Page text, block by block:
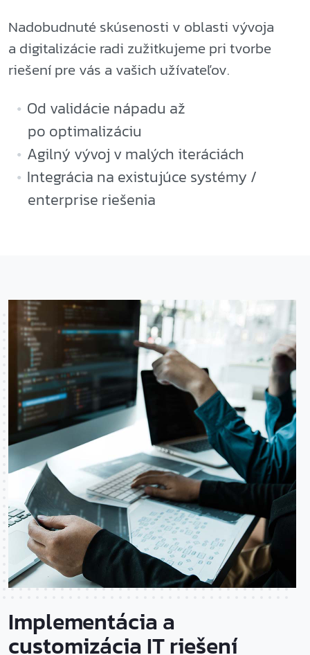
Nadobudnuté skúsenosti v oblasti vývoja
a digitalizácie radi zužitkujeme pri tvorbe
riešení pre vás a vašich užívateľov.
Od validácie nápadu až
po optimalizáciu
Agilný vývoj v malých iteráciách
Integrácia na existujúce systémy /
enterprise riešenia
Implementácia a
customizácia IT riešení